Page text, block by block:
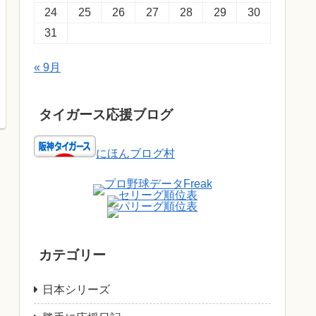
24
25 26 27 28 29
30
31
« 9月
タイガース応援ブログ
にほんブログ村
カテゴリー
日本シリーズ